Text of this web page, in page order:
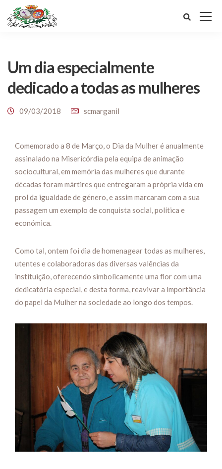
Um dia especialmente
dedicado a todas as mulheres
09/03/2018 scmarganil
Comemorado a 8 de Março, o Dia da Mulher é anualmente
assinalado na Misericórdia pela equipa de animação
sociocultural, em memória das mulheres que durante
décadas foram mártires que entregaram a própria vida em
prol da igualdade de género, e assim marcaram com a sua
passagem um exemplo de conquista social, política e
económica.
Como tal, ontem foi dia de homenagear todas as mulheres,
utentes e colaboradoras das diversas valências da
instituição, oferecendo simbolicamente uma flor com uma
dedicatória especial, e desta forma, reavivar a importância
do papel da Mulher na sociedade ao longo dos tempos.